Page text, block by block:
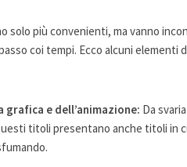
solo più convenienti, ma vanno
coi tempi. Ecco alcuni elementi
grafica e dell’animazione: Da
titoli presentano anche titoli in